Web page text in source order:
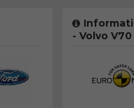
- Volvo V70